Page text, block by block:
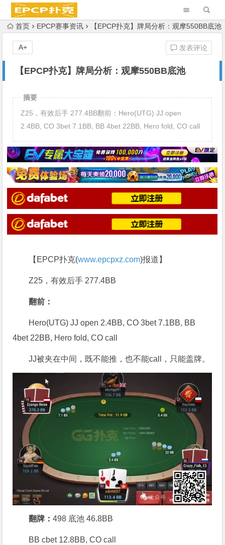
首页 EPCP赛事资讯 【EPCP扑克】牌局分析：观摩550BB底池
【EPCP扑克】牌局分析：观摩550BB底池
发表评论
A+
摘要
Z25，有效后手 277.4BB翻前：Hero(UTG) JJ open
2.4BB, CO 3bet 7.1BB, BB 4bet 22BB, Hero fold, CO call
【EPCP扑克(www.epcpxz.com)报道】
Z25，有效后手 277.4BB
翻前：
Hero(UTG) JJ open 2.4BB, CO 3bet 7.1BB, BB
4bet 22BB, Hero fold, CO call
JJ被夹在中间，既不能推，也不能call，只能盖牌。
翻牌：498 底池 46.8BB
BB cbet 12.8BB, CO call